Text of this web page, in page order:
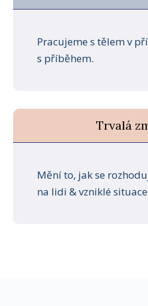
Pracujeme s tělem v
s příběhem.
Trvalá
Mění to, jak se
na lidi & vzniklé